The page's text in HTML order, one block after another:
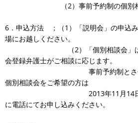
（2）事前予約制の個別相
6．申込方法 ；（1）「説明会」の申込
場にお越しください。
（2）「個別相談会」は、ガ
会登録弁護士がご相談に応じます。
事前予約制とさせていた
個別相談会をご希望の方は
2013年11月14日（木）
に電話にてお申し込みください。